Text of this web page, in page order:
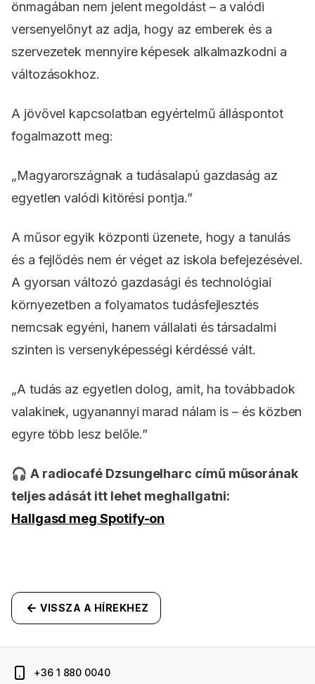
önmagában nem jelent megoldást – a valódi
versenyelőnyt az adja, hogy az emberek és a
szervezetek mennyire képesek alkalmazkodni a
változásokhoz.
A jövővel kapcsolatban egyértelmű álláspontot
fogalmazott meg:
„Magyarországnak a tudásalapú gazdaság az
egyetlen valódi kitörési pontja.”
A műsor egyik központi üzenete, hogy a tanulás
és a fejlődés nem ér véget az iskola befejezésével.
A gyorsan változó gazdasági és technológiai
környezetben a folyamatos tudásfejlesztés
nemcsak egyéni, hanem vállalati és társadalmi
szinten is versenyképességi kérdéssé vált.
„A tudás az egyetlen dolog, amit, ha továbbadok
valakinek, ugyanannyi marad nálam is – és közben
egyre több lesz belőle.”
🎧 A radiocafé Dzsungelharc című műsorának
teljes adását itt lehet meghallgatni:
Hallgasd meg Spotify-on
VISSZA A HÍREKHEZ
+36 1 880 0040